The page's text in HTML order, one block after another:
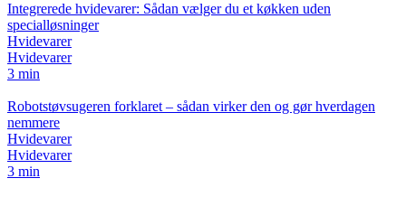
Integrerede hvidevarer: Sådan vælger du et køkken uden
specialløsninger
Hvidevarer
Hvidevarer
3 min
Robotstøvsugeren forklaret – sådan virker den og gør hverdagen
nemmere
Hvidevarer
Hvidevarer
3 min